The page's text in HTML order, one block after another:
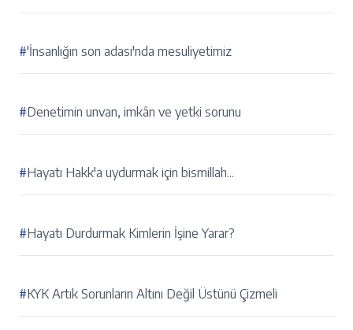
#'İnsanlığın son adası'nda mesuliyetimiz
#Denetimin unvan, imkân ve yetki sorunu
#Hayatı Hakk'a uydurmak için bismillah...
#Hayatı Durdurmak Kimlerin İşine Yarar?
#KYK Artık Sorunların Altını Değil Üstünü Çizmeli